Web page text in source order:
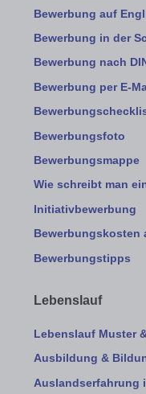
Bewerbung auf
Bewerbung in der
Bewerbung nach
Bewerbung per E-
Bewerbungsfoto
Bewerbungsmappe
Wie schreibt man
Initiativbewerbung
Bewerbungskosten
Bewerbungstipps
Lebenslauf
Lebenslauf Muster
Ausbildung &
Auslandserfahrung